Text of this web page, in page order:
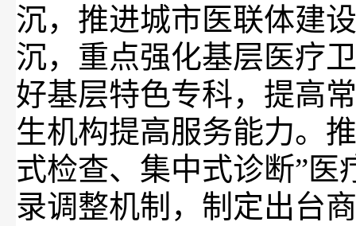
沉，推进城市医联体建
沉，重点强化基层医疗
好基层特色专科，提高
生机构提高服务能力。
式检查、集中式诊断”
录调整机制，制定出台